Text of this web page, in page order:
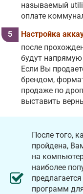
называемый
оплате
Настройка
после
будут напрямую
Если Вы
брендом,
продаже по
выставить
После того,
пройдена,
на
наиболее
программ